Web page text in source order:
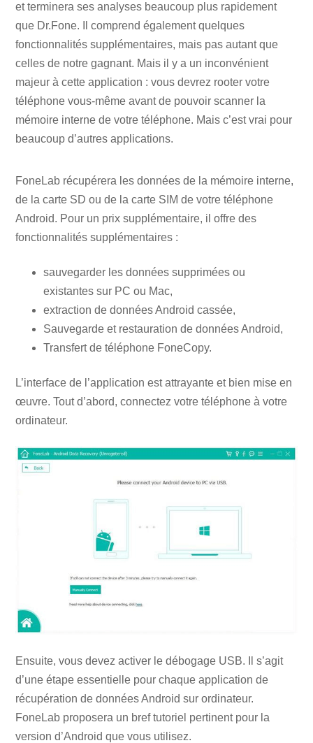
et terminera ses analyses beaucoup plus rapidement
que Dr.Fone. Il comprend également quelques
fonctionnalités supplémentaires, mais pas autant que
celles de notre gagnant. Mais il y a un inconvénient
majeur à cette application : vous devrez rooter votre
téléphone vous-même avant de pouvoir scanner la
mémoire interne de votre téléphone. Mais c’est vrai pour
beaucoup d’autres applications.
FoneLab récupérera les données de la mémoire interne,
de la carte SD ou de la carte SIM de votre téléphone
Android. Pour un prix supplémentaire, il offre des
fonctionnalités supplémentaires :
sauvegarder les données supprimées ou
existantes sur PC ou Mac,
extraction de données Android cassée,
Sauvegarde et restauration de données Android,
Transfert de téléphone FoneCopy.
L’interface de l’application est attrayante et bien mise en
œuvre. Tout d’abord, connectez votre téléphone à votre
ordinateur.
Ensuite, vous devez activer le débogage USB. Il s’agit
d’une étape essentielle pour chaque application de
récupération de données Android sur ordinateur.
FoneLab proposera un bref tutoriel pertinent pour la
version d’Android que vous utilisez.